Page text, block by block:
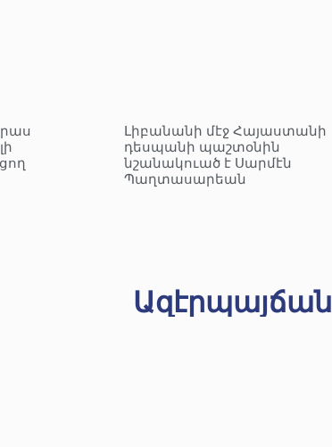
Լիբանանի մէջ Հայաստանի
դեսպանի պաշտօնին
նշանակուած է Սարմէն
Պաղտասարեան
Ազէրպայճան